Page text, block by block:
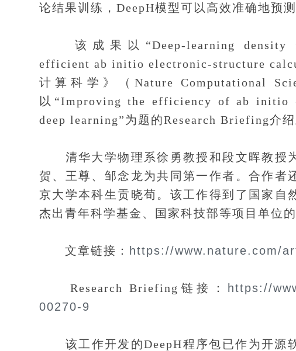
论结果训练，DeepH模型可以高效准确地预
该成果以“Deep-learning density
efficient ab initio electronic-structure
计算科学》（Nature Computational
以“Improving the efficiency of ab initio
deep learning”为题的Research Briefing介绍
清华大学物理系徐勇教授和段文晖教授
贺、王尊、邹念龙为共同第一作者。合作者
京大学本科生贡晓荀。该工作得到了国家自
杰出青年科学基金、国家科技部等项目单位的
文章链接： https://www.nature.com/
Research Briefing链接：
https://
00270-9
该工作开发的DeepH程序包已作为开源